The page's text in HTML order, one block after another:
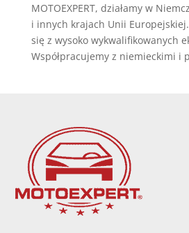
MOTOEXPERT, działamy w
i innych krajach Unii Europejskiej.
się z wysoko wykwalifikowanych
Współpracujemy z niemieckimi i